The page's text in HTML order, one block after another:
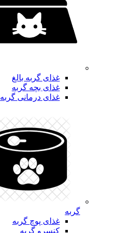
غذای گربه بالغ
غذای بچه گربه
غذای درمانی گربه
گربه
غذای پوچ گربه
کنسرو گربه